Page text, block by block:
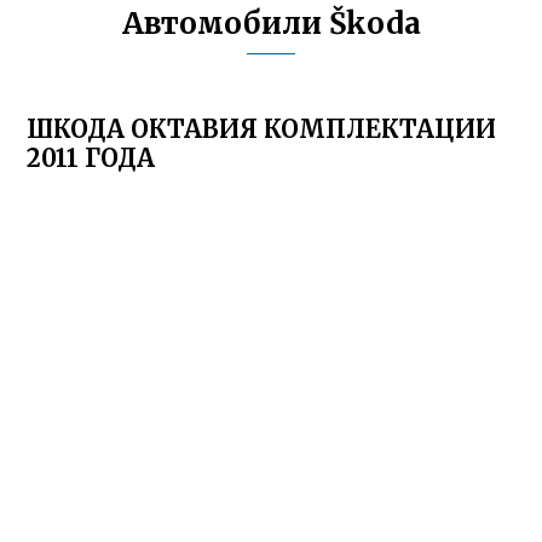
Автомобили Škoda
ШКОДА ОКТАВИЯ КОМПЛЕКТАЦИИ
2011 ГОДА